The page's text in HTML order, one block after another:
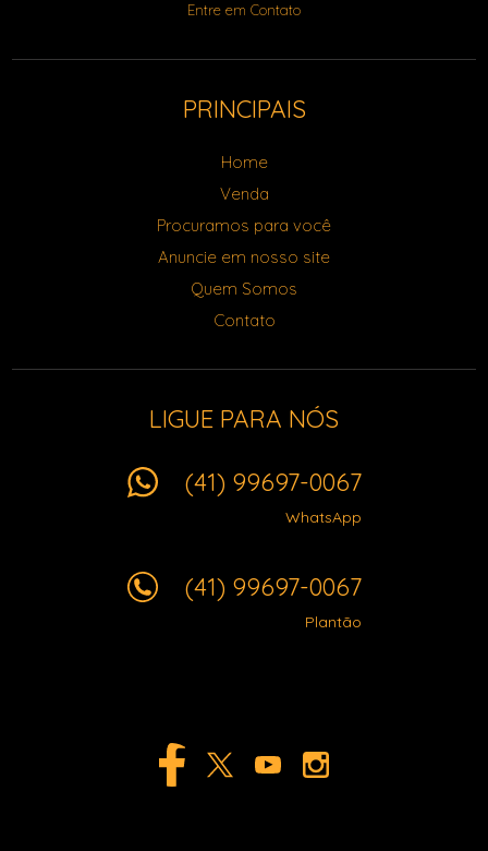
Entre em Contato
PRINCIPAIS
Home
Venda
Procuramos para você
Anuncie em nosso site
Quem Somos
Contato
LIGUE PARA NÓS
(41) 99697-0067
WhatsApp
(41) 99697-0067
Plantão